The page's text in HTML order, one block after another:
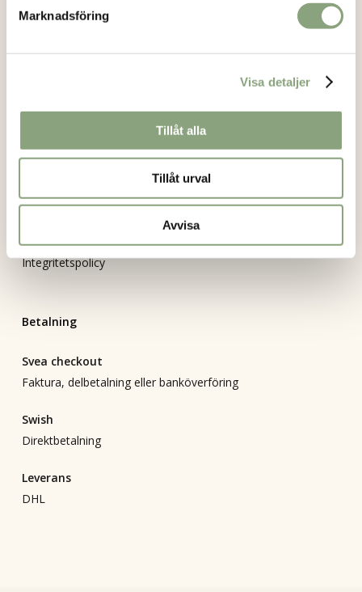
Marknadsföring
Visa detaljer
Tillåt alla
Tillåt urval
Avvisa
Mitt konto
Returformulär
Integritetspolicy
Betalning
Svea checkout
Faktura, delbetalning eller banköverföring
Swish
Direktbetalning
Leverans
DHL